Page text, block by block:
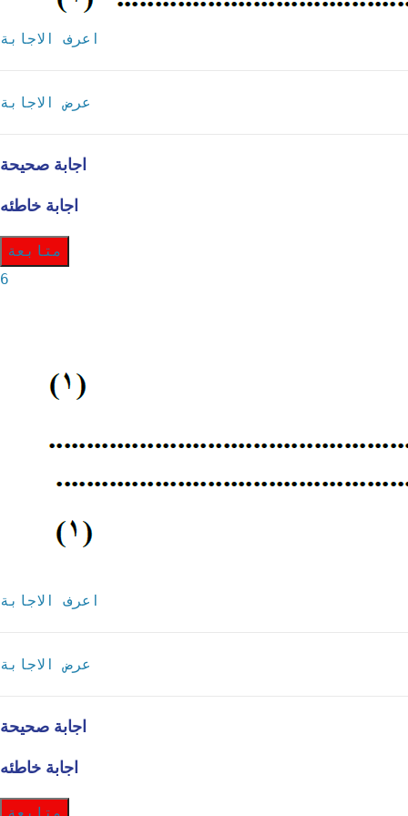
اعرف الاجابة
عرض الاجابة
اجابة صحيحة
اجابة خاطئه
متابعة
6
اعرف الاجابة
عرض الاجابة
اجابة صحيحة
اجابة خاطئه